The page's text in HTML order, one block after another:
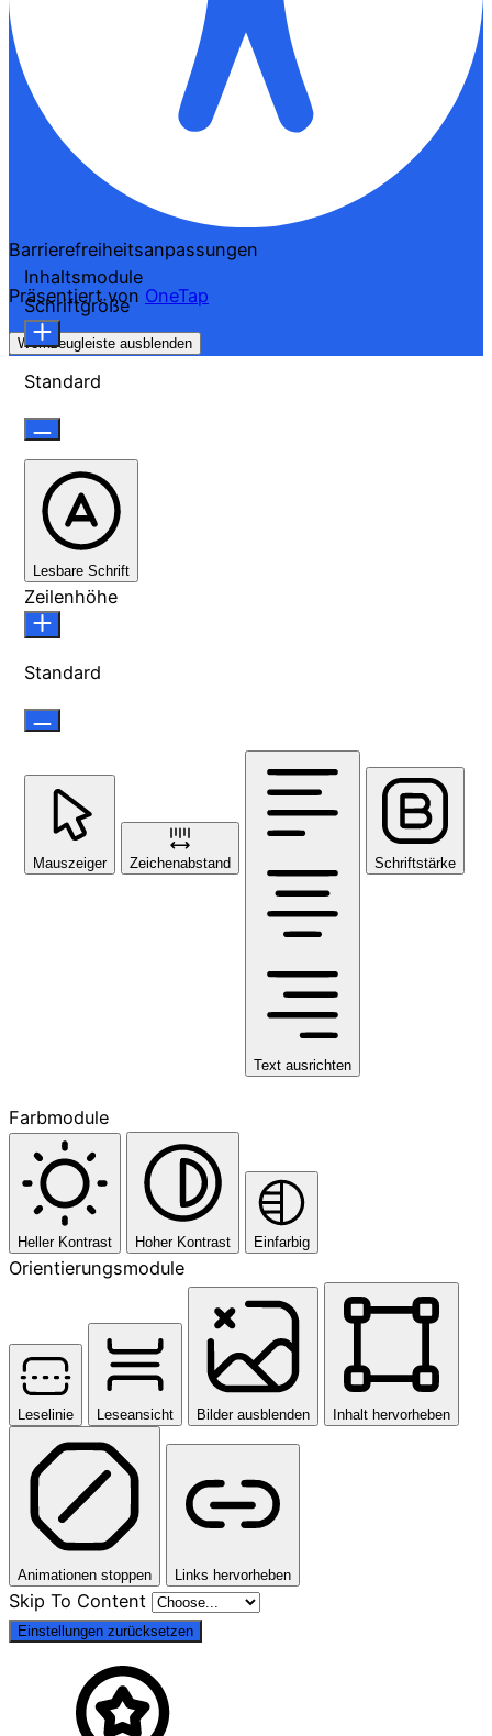
Barrierefreiheitsanpassungen
Präsentiert von OneTap
Werkzeugleiste ausblenden
Inhaltsmodule
Schriftgröße
Standard
Lesbare Schrift
Zeilenhöhe
Standard
Mauszeiger Zeichenabstand
Text ausrichten
Schriftstärke
Farbmodule
Heller Kontrast Hoher Kontrast Einfarbig
Orientierungsmodule
Leselinie Leseansicht Bilder ausblenden Inhalt hervorheben
Animationen stoppen Links hervorheben
Skip To Content
Einstellungen zurücksetzen